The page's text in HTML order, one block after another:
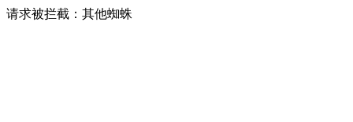
请求被拦截：其他蜘蛛